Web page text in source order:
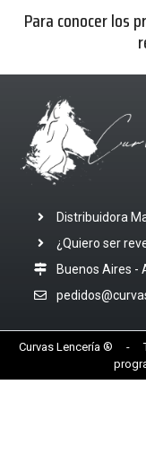
Para conocer los
Distribuidora
¿Quiero ser
Buenos Aires -
Curvas Lencería ® -